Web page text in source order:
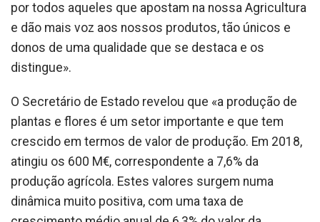
por todos aqueles que apostam na nossa Agricultura
e dão mais voz aos nossos produtos, tão únicos e
donos de uma qualidade que se destaca e os
distingue».
O Secretário de Estado revelou que «a produção de
plantas e flores é um setor importante e que tem
crescido em termos de valor de produção. Em 2018,
atingiu os 600 M€, correspondente a 7,6% da
produção agrícola. Estes valores surgem numa
dinâmica muito positiva, com uma taxa de